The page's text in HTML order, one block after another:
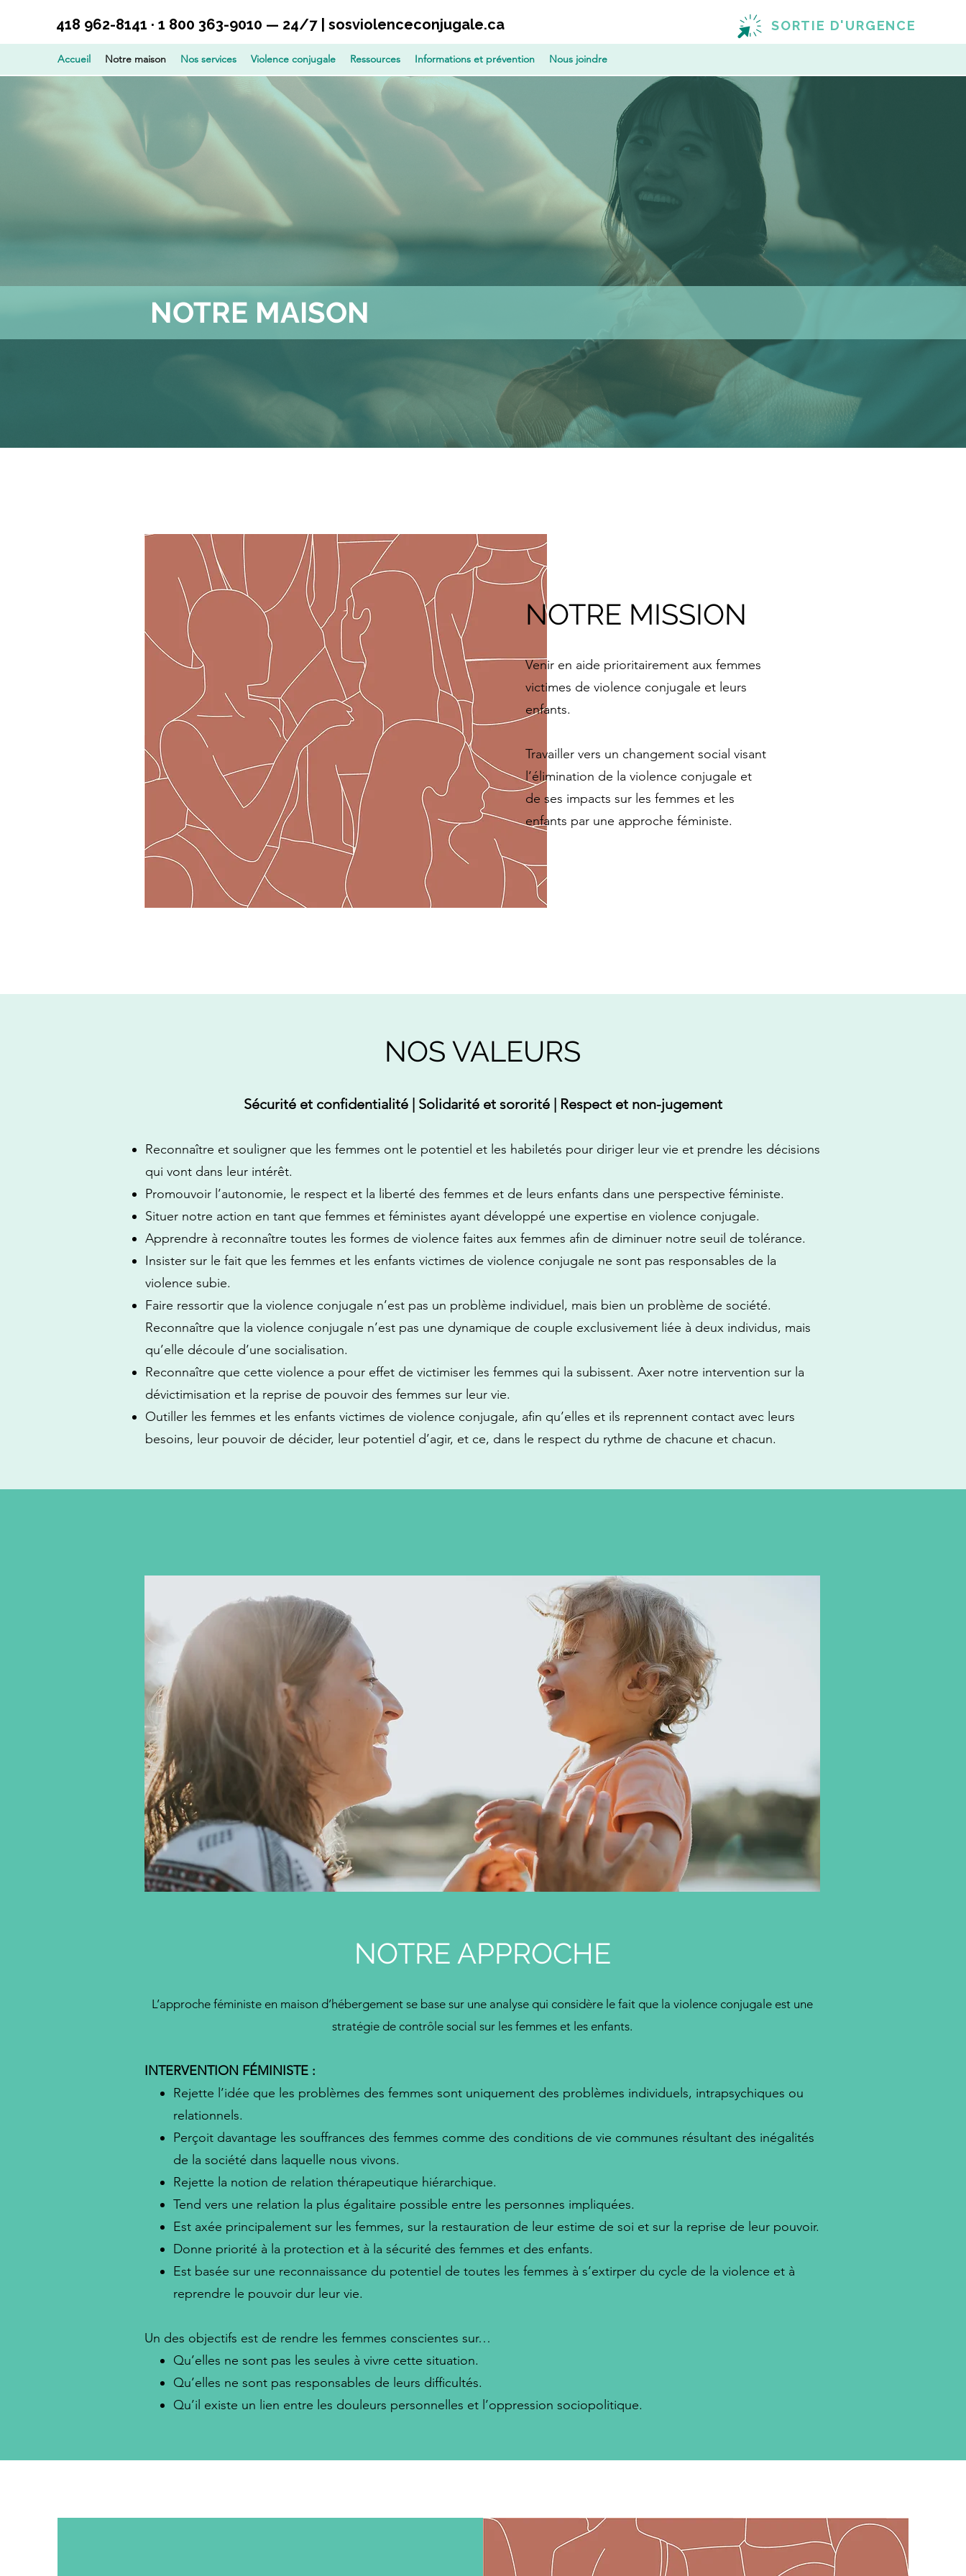
SORTIE D'URGENCE
418 962-8141 · 1 800 363-9010 — 24/7 | sosviolenceconjugale.ca
Accueil Notre maison Nos services Violence conjugale Ressources Informations et prévention Nous joindre
NOTRE MAISON
NOTRE MISSION
Venir en aide prioritairement aux femmes
victimes de violence conjugale et leurs
enfants.
Travailler vers un changement social visant
l’élimination de la violence conjugale et
de ses impacts sur les femmes et les
enfants par une approche féministe.
NOS VALEURS
Sécurité et confidentialité | Solidarité et sororité | Respect et non-jugement
Reconnaître et souligner que les femmes ont le potentiel et les habiletés pour diriger leur vie et prendre les décisions
qui vont dans leur intérêt.
Promouvoir l’autonomie, le respect et la liberté des femmes et de leurs enfants dans une perspective féministe.
Situer notre action en tant que femmes et féministes ayant développé une expertise en violence conjugale.
Apprendre à reconnaître toutes les formes de violence faites aux femmes afin de diminuer notre seuil de tolérance.
Insister sur le fait que les femmes et les enfants victimes de violence conjugale ne sont pas responsables de la
violence subie.
Faire ressortir que la violence conjugale n’est pas un problème individuel, mais bien un problème de société.
Reconnaître que la violence conjugale n’est pas une dynamique de couple exclusivement liée à deux individus, mais
qu’elle découle d’une socialisation.
Reconnaître que cette violence a pour effet de victimiser les femmes qui la subissent. Axer notre intervention sur la
dévictimisation et la reprise de pouvoir des femmes sur leur vie.
Outiller les femmes et les enfants victimes de violence conjugale, afin qu’elles et ils reprennent contact avec leurs
besoins, leur pouvoir de décider, leur potentiel d’agir, et ce, dans le respect du rythme de chacune et chacun.
NOTRE APPROCHE
L’approche féministe en maison d’hébergement se base sur une analyse qui considère le fait que la violence conjugale est une
stratégie de contrôle social sur les femmes et les enfants.
INTERVENTION FÉMINISTE :
Rejette l’idée que les problèmes des femmes sont uniquement des problèmes individuels, intrapsychiques ou
relationnels.
Perçoit davantage les souffrances des femmes comme des conditions de vie communes résultant des inégalités
de la société dans laquelle nous vivons.
Rejette la notion de relation thérapeutique hiérarchique.
Tend vers une relation la plus égalitaire possible entre les personnes impliquées.
Est axée principalement sur les femmes, sur la restauration de leur estime de soi et sur la reprise de leur pouvoir.
Donne priorité à la protection et à la sécurité des femmes et des enfants.
Est basée sur une reconnaissance du potentiel de toutes les femmes à s’extirper du cycle de la violence et à
reprendre le pouvoir dur leur vie.
Un des objectifs est de rendre les femmes conscientes sur…
Qu’elles ne sont pas les seules à vivre cette situation.
Qu’elles ne sont pas responsables de leurs difficultés.
Qu’il existe un lien entre les douleurs personnelles et l’oppression sociopolitique.